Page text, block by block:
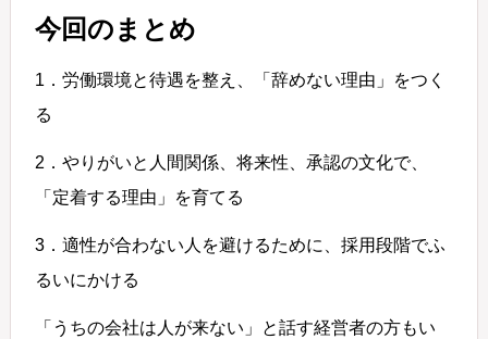
今回のまとめ
1．労働環境と待遇を整え、「辞めない理由」をつく
る
2．やりがいと人間関係、将来性、承認の文化で、
「定着する理由」を育てる
3．適性が合わない人を避けるために、採用段階でふ
るいにかける
「うちの会社は人が来ない」と話す経営者の方もい